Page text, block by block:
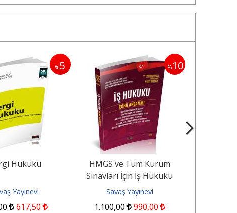
%5
Hukuku
Yayınevi
617,50
%10
HMGS ve Tüm Kurum
Sınavları İçin İş Hukuku
Konu Anlatımı
Savaş Yayınevi
1.100,00 990,00